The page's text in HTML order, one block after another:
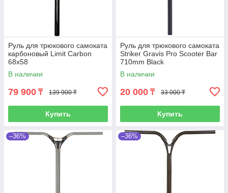
Руль для трюкового самоката
карбоновый Limit Carbon
68x58
В наличии
79 900 ₸ 139 900 ₸
Купить
Руль для трюкового самоката
Striker Gravis Pro Scooter Bar
710mm Black
В наличии
20 000 ₸ 33 000 ₸
Купить
–36% –36%